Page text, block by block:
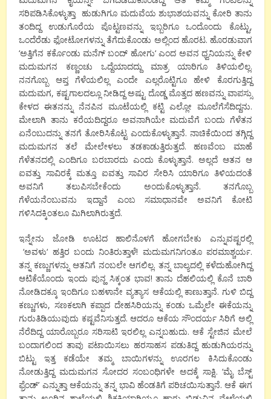
ಸರಿಪಡಿಸಿಕೊಳ್ಳುತ್ತಾ ಹುಡುಗಿಗೂ ಮದುವೆಯ ಶುಭಾಶಯವನ್ನು ಕೋರಿ ತಾನು
ತಂದಿದ್ದ ಉಡುಗೊರೆಯ ಪೊಟ್ಟಣವನ್ನು ಇಬ್ಬರಿಗೂ ಒಂದೊಂದು ಕೊಟ್ಟು,
ಒಂದೆರೆಡು ಫೋಟೋಗಳನ್ನು ತೆಗೆದುಕೊಂಡು ಅಲ್ಲಿಂದ ಹೊರಟ. ಹೊರಡುವಾಗ
‘ಅತ್ತಿಗೆನ ಕರ್ಕೊಂಡು ಮನೆಗ್ ಬಂದ್ ಹೋಗು‘ಎಂದ ಅವನ ಧ್ವನಿಯನ್ನು ಕೇಳಿ
ಮದುಮಗನ ಕಣ್ಣಂಚು ಒದ್ದೆಯಾದದ್ದು
ಮಾತ್ರ ಯಾರಿಗೂ ತಿಳಿಯಲಿಲ್ಲ.
ನನಗೊಬ್ಬ ಆಪ್ತ ಗೆಳೆಯಲಿಲ್ಲ ಎಂದೇ ಎಲ್ಲರೊಟ್ಟಿಗೂ ಹೇಳಿ ಕೊರಗುತ್ತಿದ್ದ
ಮದುಮಗ,ಕಷ್ಟಗಾಲದಲ್ಲೂ ನೀಡಿದ್ದ ಅಷ್ಟು ದೊಡ್ಡ ಮೊತ್ತದ ಹಣವನ್ನು ವಾಪಸ್ಸು
ಕೇಳದ ಈತನನ್ನು ನೆನಪಿನ ಮೂಟೆಯಲ್ಲಿ ಕಟ್ಟಿ ಎಲ್ಲೋ ಮೂಲೆಗೆಸೆದಿದ್ದನು.
ಮೇಲಾಗಿ ತಾನು ಕರೆಯದಿದ್ದರೂ ಅವನಾಗಿಯೇ ಮದುವೆಗೆ ಬಂದು ಗೆಳೆತನ
ಏನೆಂಬುದನ್ನು ತನಗೆ ತೋರಿಸಿಕೊಟ್ಟ ಎಂದುಕೊಳ್ಳುತ್ತಾನೆ. ನಾಚಿಕೆಯಿಂದ ತಗ್ಗಿದ್ದ
ಮದುಮಗನ ತಲೆ ಮೇಲೇಳಲು ತಡಕಾಡುತ್ತಿರುತ್ತದೆ. ಹಣವೆಂಬ ಮಾಹೆ
ಗೆಳೆತನದಲ್ಲಿ ಎಂದಿಗೂ ಬರಬಾರದು ಎಂದು ಕೊಳ್ಳುತ್ತಾನೆ. ಅಲ್ಲದೆ ಆತನ ಆ
ಐವತ್ತು ಸಾವಿರಕ್ಕೆ ಮತ್ತೂ ಐವತ್ತು ಸಾವಿರ ಸೇರಿಸಿ ಯಾರಿಗೂ ತಿಳಿಯದಂತೆ
ಅವನಿಗೆ ತಲುಪಿಸಬೇಕೆಂದು ಅಂದುಕೊಳ್ಳುತ್ತಾನೆ. ತನಗೊಬ್ಬ
ಗೆಳೆಯನೆಂಬುವನು ಇದ್ದಾನೆ ಎಂಬ ಸಮಾಧಾನವೇ ಅವನಿಗೆ ಕೋಟಿ
ಗಳಿಸಿದಕ್ಕಿಂತಲೂ ಮಿಗಿಲಾಗಿರುತ್ತದೆ.
ಇನ್ನೇನು ಜೋಡಿ ಊಟದ ಹಾಲಿನೊಳಗೆ ಹೋಗಬೇಕು ಎನ್ನುವಷ್ಟರಲ್ಲಿ
‘ಅವಳು‘ ಹತ್ತಿರ ಬಂದು ನಿಂತಿರುತ್ತಾಳೆ! ಮದುಮಗನಿಗಂತೂ ಪರಮಾಶ್ಚರ್ಯ.
ತನ್ನ ಕಣ್ಣುಗಳನ್ನು ಆತನಿಗೆ ನಂಬಲೇ ಆಗಲಿಲ್ಲ. ತನ್ನ ಬಾಲ್ಯದಲ್ಲಿ ಕಳೆದುಹೋಗಿದ್ದ
ಆಟಿಕೆಯೊಂದು ಇಂದು ಪುನ್ಹ ಸಿಕ್ಕಂತ ಭಾವ! ತಾನು ದೆಹಲಿಯಲ್ಲಿ ಕೊನೆ ಬಾರಿ
ನೋಡಿದಕ್ಕೂ ಇಂದಿಗೂ ಬಹಳಾನೇ ವ್ಯತ್ಯಾಸ ಆಕೆಯಲ್ಲಿ ಕಾಣುತ್ತಾನೆ. ಗುಳಿ ಬಿದ್ದ
ಕಣ್ಣುಗಳು, ಸಣಕಲಾಗಿ ಕಪ್ಪಾದ ದೇಹಸಿರಿಯನ್ನು ಕಂಡು ಒಮ್ಮೆಲೇ ಈಕೆಯನ್ನು
ಗುರುತಿಡಿಯುವುದು ಕಷ್ಟವೆನಿಸುತ್ತದೆ. ಆದರೂ ಆಕೆಯ ಸೌಂದರ್ಯ ಸಿರಿಗೆ ಅಲ್ಲಿ
ನೆರೆದಿದ್ದ ಯಾರೊಬ್ಬರೂ ಸರಿಸಾಟಿ ಇರಲಿಲ್ಲ ಎನ್ನಬಹುದು. ಆಕೆ ಸ್ಟೇಜಿನ ಮೇಲೆ
ಬಂದಾಗಲಿಂದ ತಾವು ಪಟಾಯಿಸಲು ಹರಸಾಹಸ ಪಡುತಿದ್ದ ಹುಡುಗಿಯರನ್ನು
ಬಿಟ್ಟು ಇತ್ತ ಕಡೆಯೇ ತಮ್ಮ ಬಾಯಿಗಳನ್ನು ಊರಗಲ ಕಿಸಿದುಕೊಂಡು
ನೋಡುತ್ತಿದ್ದ ಮದುಮಗನ ಸೋದರ ಸಂಬಂಧಿಗಳೇ ಅದಕ್ಕೆ ಸಾಕ್ಷಿ.‘ಮೈ ಬೆಸ್ಟ್
ಫ್ರೆಂಡ್’ ಎನ್ನುತ್ತಾ ಆಕೆಯನ್ನು ತನ್ನ ಭಾವಿ ಹೆಂಡತಿಗೆ ಪರಿಚಯಿಸುತ್ತಾನೆ. ಆಕೆ ಈಗ